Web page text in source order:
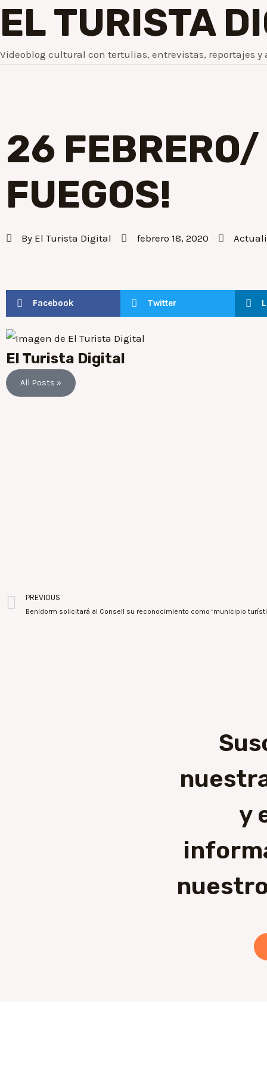
EL TURISTA
Videoblog cultural con tertulias, entrevistas, reportajes y
26 FEBRERO/
FUEGOS!
By El Turista Digital febrero 18, 2020
Facebook Twitter
El Turista Digital
All Posts »
PREVIOUS
y